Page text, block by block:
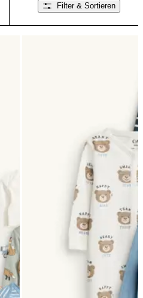
Filter & Sortieren